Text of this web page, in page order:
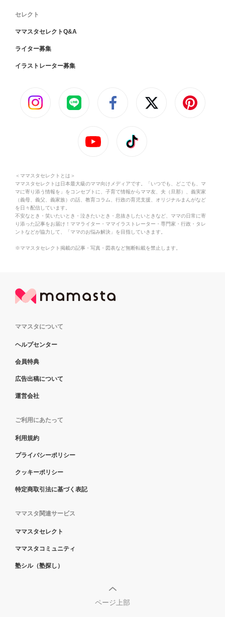
セレクト
ママスタセレクトQ&A
ライター募集
イラストレーター募集
＜ママスタセレクトとは＞
ママスタセレクトは日本最大級のママ向けメディアです。「いつでも、どこでも、マ
マに寄り添う情報を」をコンセプトに、子育て情報からママ友、夫（旦那）、義実家
（義母、義父、義家族）の話、教育コラム、行政の育児支援、オリジナルまんがなど
を日々配信しています。
不安なとき・笑いたいとき・泣きたいとき・息抜きしたいときなど、ママの日常に寄
り添った記事をお届け！ママライター・ママイラストレーター・専門家・行政・タレ
ントなどが協力して、「ママのお悩み解決」を目指していきます。
※ママスタセレクト掲載の記事・写真・図表など無断転載を禁止します。
ママスタについて
ヘルプセンター
会員特典
広告出稿について
運営会社
ご利用にあたって
利用規約
プライバシーポリシー
クッキーポリシー
特定商取引法に基づく表記
ママスタ関連サービス
ママスタセレクト
ママスタコミュニティ
塾シル（塾探し）
ページ上部